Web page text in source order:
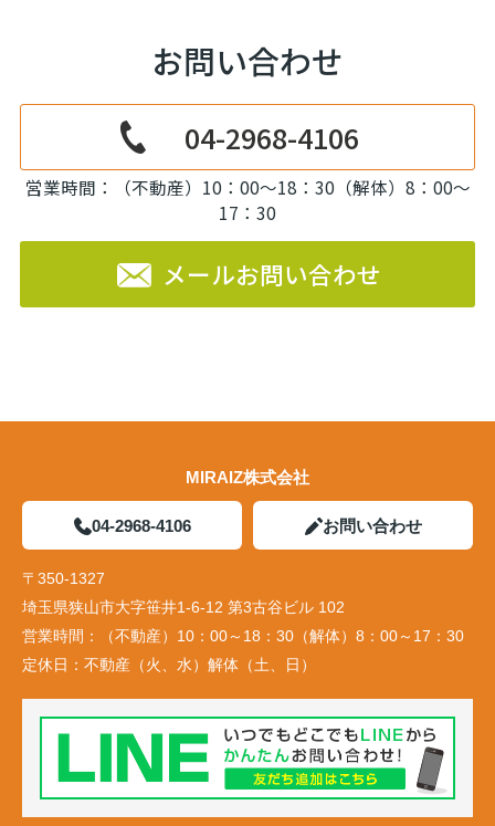
お問い合わせ
04-2968-4106
営業時間：（不動産）10：00～18：30（解体）8：00～
17：30
メールお問い合わせ
MIRAIZ株式会社
04-2968-4106 お問い合わせ
〒350-1327
埼玉県狭山市大字笹井1-6-12 第3古谷ビル 102
営業時間：
（不動産）10：00～18：30（解体）8：00～17：30
定休日： 不動産（火、水）解体（土、日）